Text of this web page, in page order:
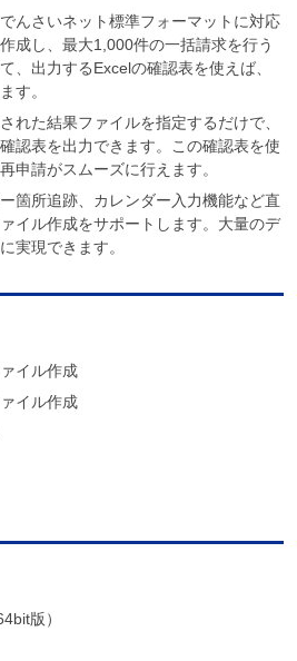
んさいネット標準フォーマットに対応
成し、最大1,000件の一括請求を行う
、出力するExcelの確認表を使えば、
す。
れた結果ファイルを指定するだけで、
認表を出力できます。この確認表を使
申請がスムーズに行えます。
箇所追跡、カレンダー入力機能など直
イル作成をサポートします。大量のデ
実現できます。
イル作成
イル作成
版）